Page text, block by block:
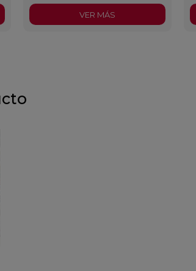
VER MÁS